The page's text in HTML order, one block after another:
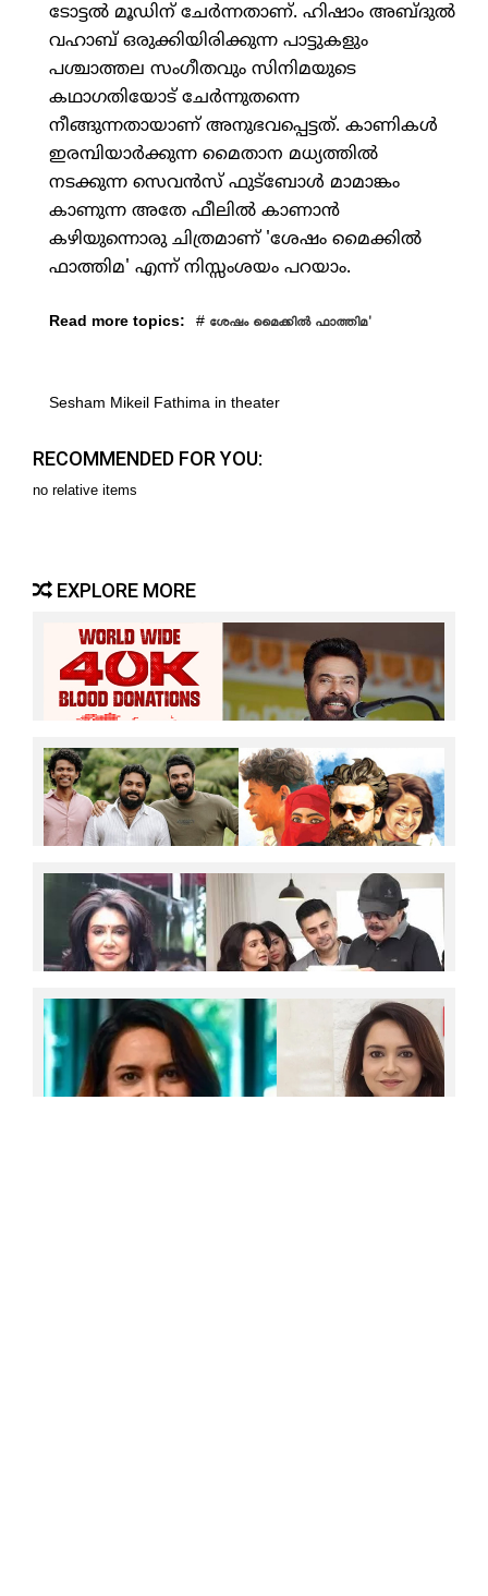
ടോട്ടല്‍ മൂഡിന് ചേര്‍ന്നതാണ്. ഹിഷാം അബ്ദുല്‍
വഹാബ് ഒരുക്കിയിരിക്കുന്ന പാട്ടുകളും
പശ്ചാത്തല സംഗീതവും സിനിമയുടെ
കഥാഗതിയോട് ചേര്‍ന്നുതന്നെ
നീങ്ങുന്നതായാണ് അനുഭവപ്പെട്ടത്. കാണികള്‍
ഇരമ്പിയാര്‍ക്കുന്ന മൈതാന മധ്യത്തില്‍
നടക്കുന്ന സെവന്‍സ് ഫുട്‌ബോള്‍ മാമാങ്കം
കാണുന്ന അതേ ഫീലില്‍ കാണാന്‍
കഴിയുന്നൊരു ചിത്രമാണ് 'ശേഷം മൈക്കില്‍
ഫാത്തിമ' എന്ന് നിസ്സംശയം പറയാം.
Read more topics: # ശേഷം മൈക്കില്‍ ഫാത്തിമ'
Sesham Mikeil Fathima in theater
RECOMMENDED FOR YOU:
no relative items
EXPLORE MORE
പതിവ് തെറ്റാതെ മഹാനടന്റെ പിറന്നാളിനെ
വരവേല്ക്കാനൊരുങ്ങി ലോകമെമ്പാടുമുള്ള
ആരാധകര്‍; ഇത്തവണ രക്തദാനത്തില്‍
'ഒരു ദശാബ്ദത്തിന് ഇപ്പുറം ഞങ്ങള്‍ വീണ്ടും
കണ്ടുമുട്ടി; ടൊവിനോയും ജോണ്‍പോളും ചേതനും
വീണ്ടുമൊന്നിക്കുന്നു; ടീം 'ഗപ്പി' വീണ്ടും
ലോകയ്ക്ക് വേണ്ടിയുള്ള കഠിനമായ പരിശീലന
സെഷനുകള്‍ക്ക് ശേഷം, ചതവുകളും കണങ്കാലില്‍
ഉളുക്കുമായി നീ വീട്ടിലേക്ക് വന്ന ദിവസങ്ങളാണ്